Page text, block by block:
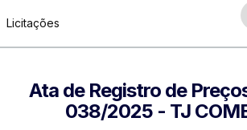
Licitações
Ata de Registro de
038/2025 - TJ